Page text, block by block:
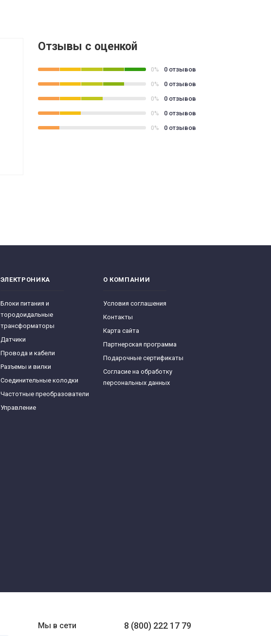
Отзывы с оценкой
0% 0 отзывов
0% 0 отзывов
0% 0 отзывов
0% 0 отзывов
0% 0 отзывов
ЭЛЕКТРОНИКА
Блоки питания и
тородоидальные
трансформаторы
Датчики
Провода и кабели
Разъемы и вилки
Соединительные колодки
Частотные преобразователи
Управление
О КОМПАНИИ
Условия соглашения
Контакты
Карта сайта
Партнерская программа
Подарочные сертификаты
Согласие на обработку
персональных данных
8 (800) 222 17 79
Мы в сети